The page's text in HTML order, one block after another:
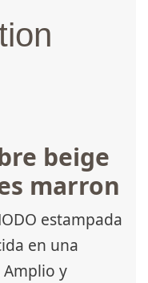
beige
marron
estampada
en una
Amplio y